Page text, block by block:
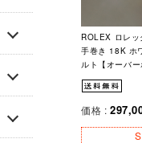
ROLEX ロレ
手巻き 18K ホ
ルト【オーバ
価格 :